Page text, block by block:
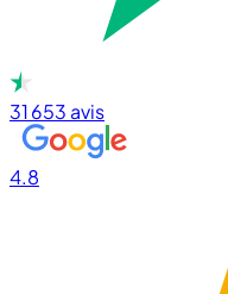
31 653 avis
4.8